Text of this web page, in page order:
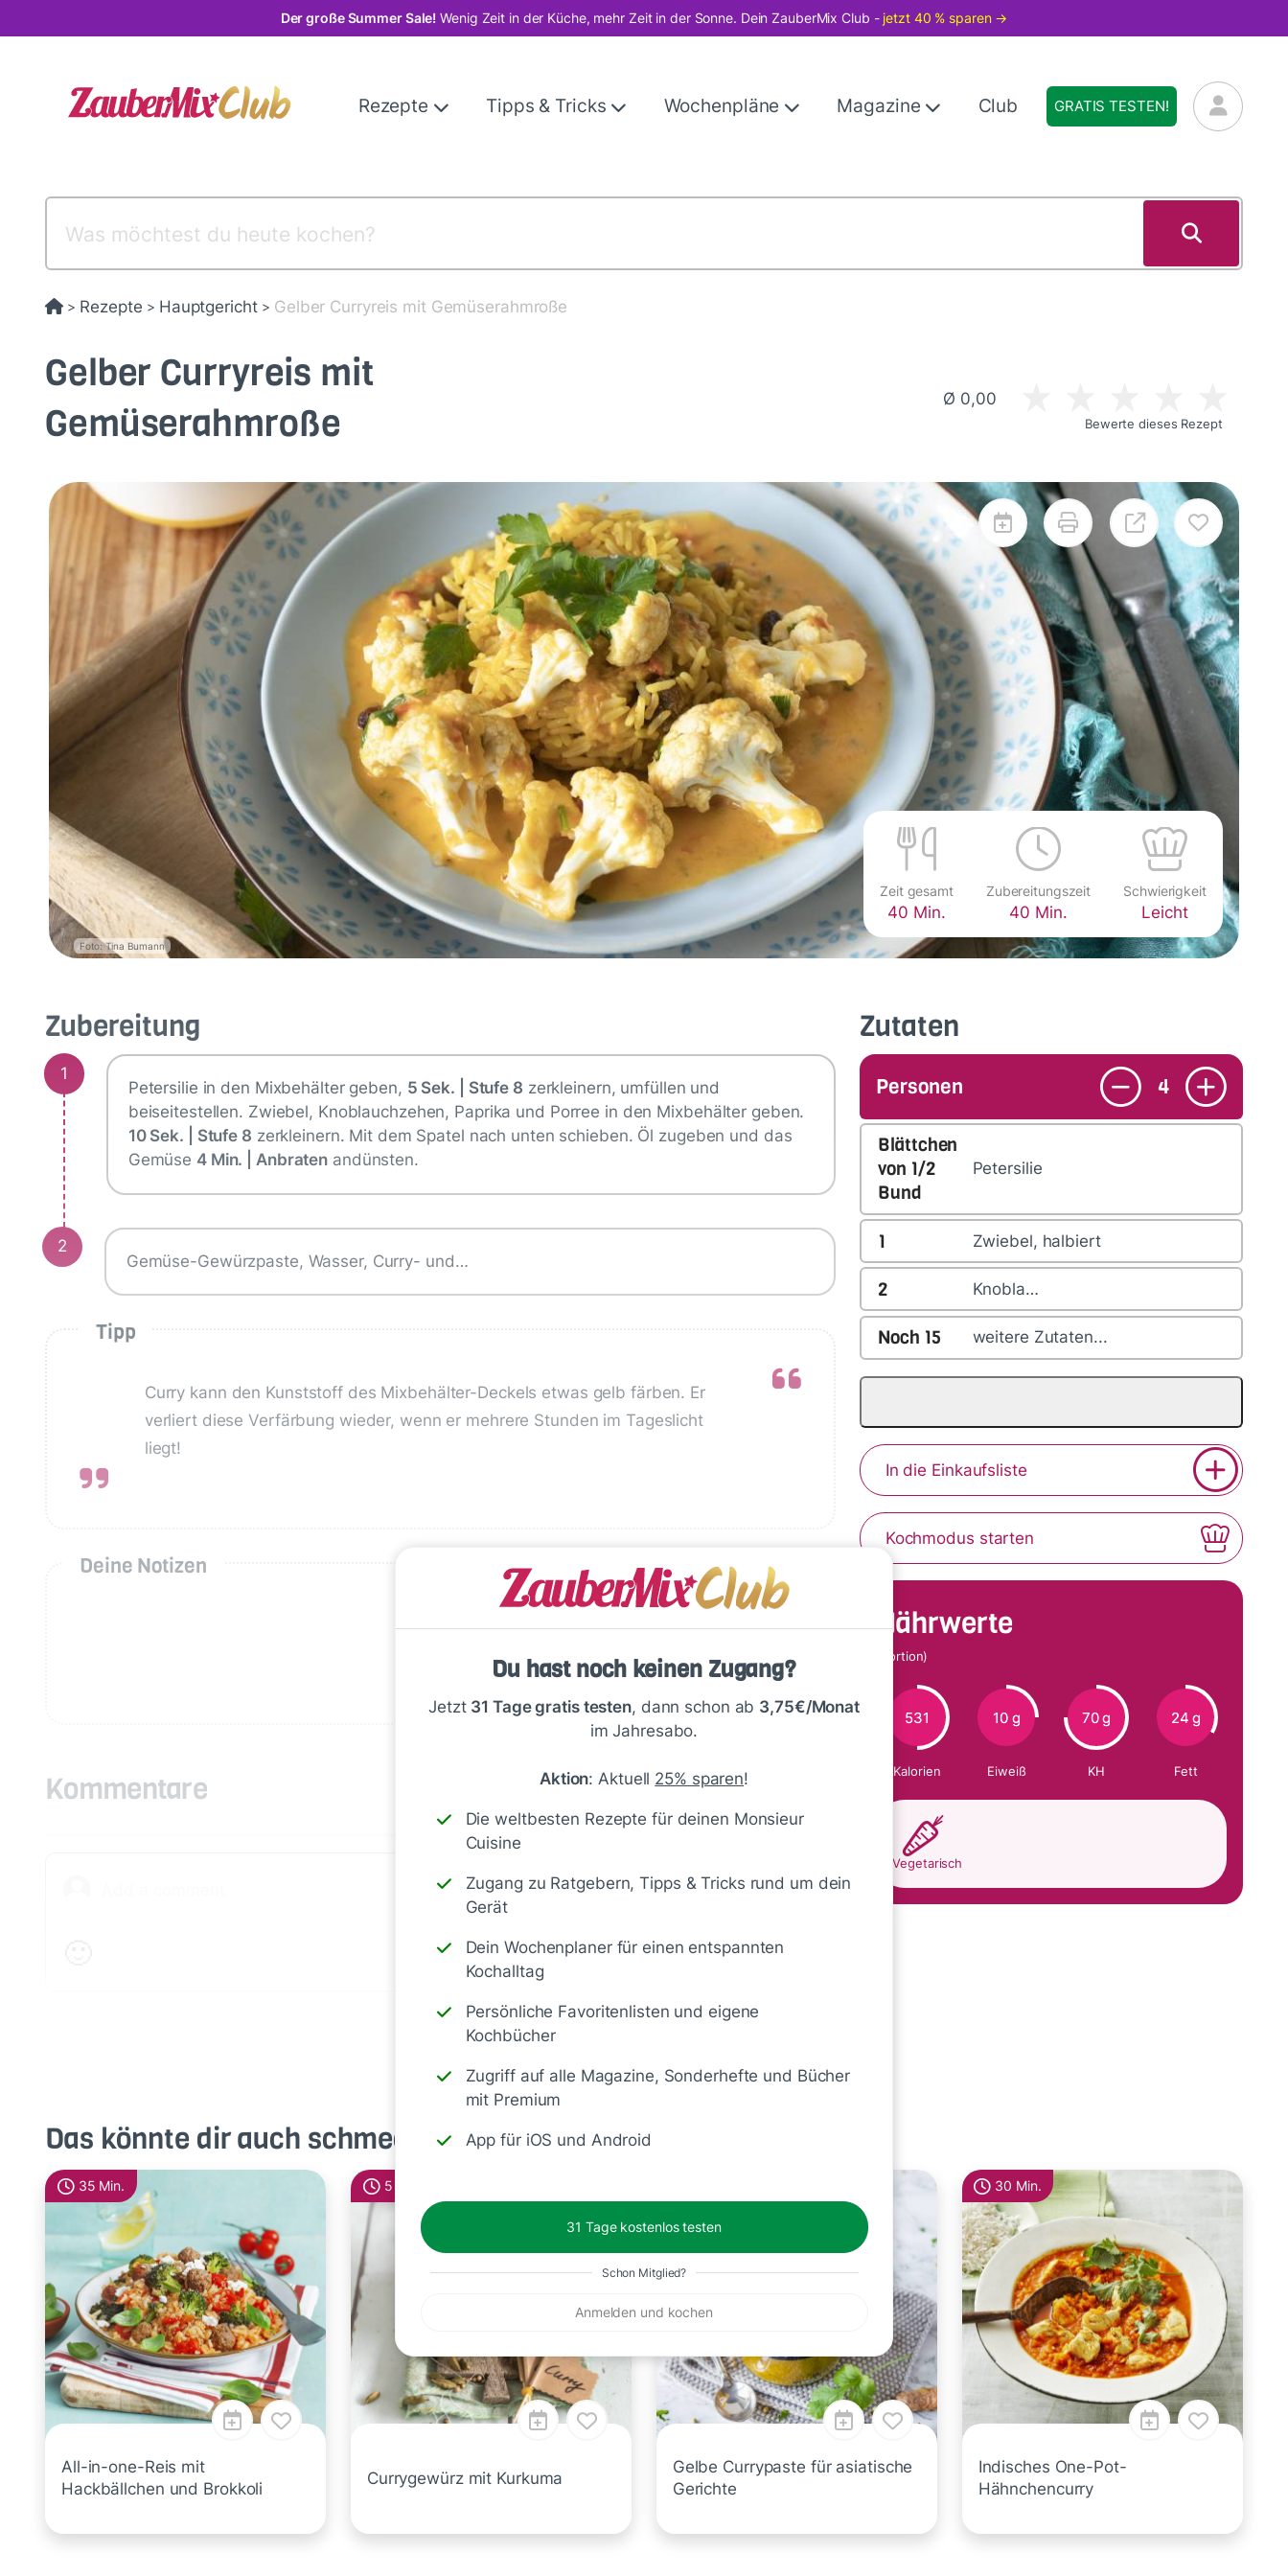
zum
Der große Summer Sale! Wenig Zeit in der Küche, mehr Zeit in der Sonne. Dein ZauberMix Club - jetzt 40 % sparen →
Rezepte Tipps & Tricks Wochenpläne Magazine Club GRATIS TESTEN!
> Rezepte > Hauptgericht > Gelber Curryreis mit Gemüserahmroße
Gelber Curryreis mit
Gemüserahmroße
Ø 0,00
Bewerte dieses Rezept
Foto: Tina Bumann
Zeit gesamt
40 Min.
Zubereitungszeit
40 Min.
Schwierigkeit
Leicht
Du hast noch keinen Zugang?
Jetzt 31 Tage gratis testen, dann schon ab 3,75€/Monat
im Jahresabo.
Aktion: Aktuell 25% sparen!
Die weltbesten Rezepte für deinen Monsieur
Cuisine
Zugang zu Ratgebern, Tipps & Tricks rund um dein
Gerät
Dein Wochenplaner für einen entspannten
Kochalltag
Persönliche Favoritenlisten und eigene
Kochbücher
Zugriff auf alle Magazine, Sonderhefte und Bücher
mit Premium
App für iOS und Android
31 Tage kostenlos testen
Schon Mitglied?
Anmelden und kochen
Zubereitung
1
Petersilie in den Mixbehälter geben, 5 Sek. | Stufe 8 zerkleinern, umfüllen und
beiseitestellen. Zwiebel, Knoblauchzehen, Paprika und Porree in den Mixbehälter geben.
10 Sek. | Stufe 8 zerkleinern. Mit dem Spatel nach unten schieben. Öl zugeben und das
Gemüse 4 Min. | Anbraten andünsten.
2
Gemüse-Gewürzpaste, Wasser, Curry- und…
Tipp
Curry kann den Kunststoff des Mixbehälter-Deckels etwas gelb färben. Er
verliert diese Verfärbung wieder, wenn er mehrere Stunden im Tageslicht
liegt!
Deine Notizen
Write
Kommentare
1500 Speichern
Zutaten
Personen 4
Blättchen
von 1/2
Bund
Petersilie
1 Zwiebel, halbiert
2 Knobla…
Noch 15 weitere Zutaten...
In die Einkaufsliste
Kochmodus starten
Nährwerte
(Portion)
531
Kalorien
10 g
Eiweiß
70 g
KH
24 g
Fett
Vegetarisch
Das könnte dir auch schmecken
35 Min.
All-in-one-Reis mit
Hackbällchen und Brokkoli
5 Min.
Currygewürz mit Kurkuma
Gelbe Currypaste für asiatische
Gerichte
30 Min.
Indisches One-Pot-
Hähnchencurry